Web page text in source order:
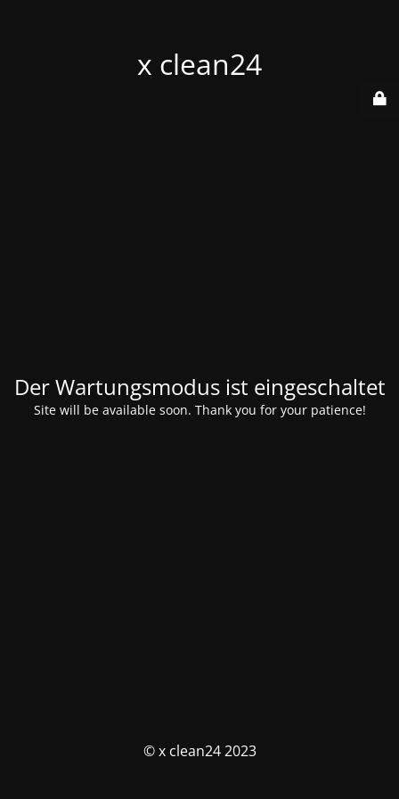
x clean24
Der Wartungsmodus ist eingeschaltet
Site will be available soon. Thank you for your patience!
© x clean24 2023